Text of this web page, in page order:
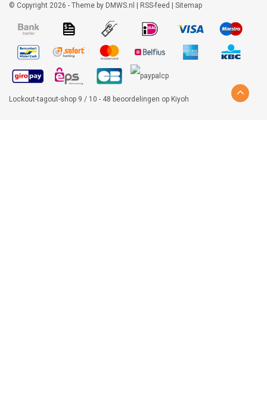
© Copyright 2026 - Theme by DMWS.nl | RSS-feed | Sitemap
Lockout-tagout-shop 9 / 10 - 48 beoordelingen op Kiyoh